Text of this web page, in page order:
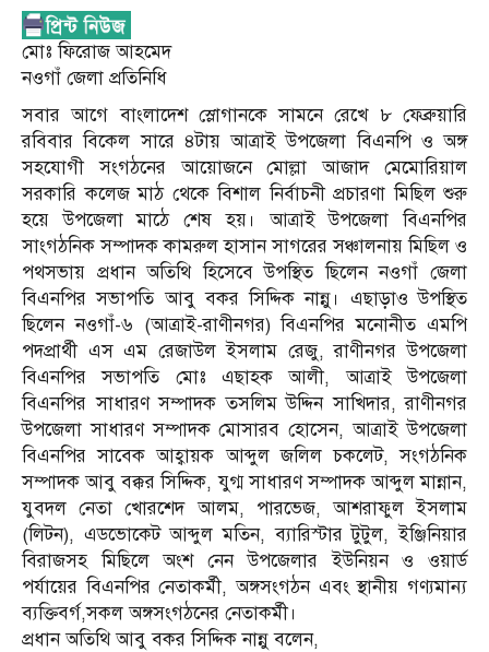
মোঃ ফিরোজ আহমেদ
নওগাঁ জেলা প্রতিনিধি
সবার আগে বাংলাদেশ স্লোগানকে সামনে রেখে ৮ ফেব্রুয়ারি
রবিবার বিকেল সারে ৪টায় আত্রাই উপজেলা বিএনপি ও অঙ্গ
সহযোগী সংগঠনের আয়োজনে মোল্লা আজাদ মেমোরিয়াল
সরকারি কলেজ মাঠ থেকে বিশাল নির্বাচনী প্রচারণা মিছিল শুরু
হয়ে উপজেলা মাঠে শেষ হয়। আত্রাই উপজেলা বিএনপির
সাংগঠনিক সম্পাদক কামরুল হাসান সাগরের সঞ্চালনায় মিছিল ও
পথসভায় প্রধান অতিথি হিসেবে উপস্থিত ছিলেন নওগাঁ জেলা
বিএনপির সভাপতি আবু বকর সিদ্দিক নান্নু। এছাড়াও উপস্থিত
ছিলেন নওগাঁ-৬ (আত্রাই-রাণীনগর) বিএনপির মনোনীত এমপি
পদপ্রার্থী এস এম রেজাউল ইসলাম রেজু, রাণীনগর উপজেলা
বিএনপির সভাপতি মোঃ এছাহক আলী, আত্রাই উপজেলা
বিএনপির সাধারণ সম্পাদক তসলিম উদ্দিন সাখিদার, রাণীনগর
উপজেলা সাধারণ সম্পাদক মোসারব হোসেন, আত্রাই উপজেলা
বিএনপির সাবেক আহ্বায়ক আব্দুল জলিল চকলেট, সংগঠনিক
সম্পাদক আবু বক্কর সিদ্দিক, যুগ্ম সাধারণ সম্পাদক আব্দুল মান্নান,
যুবদল নেতা খোরশেদ আলম, পারভেজ, আশরাফুল ইসলাম
(লিটন), এডভোকেট আব্দুল মতিন, ব্যারিস্টার টুটুল, ইঞ্জিনিয়ার
বিরাজসহ মিছিলে অংশ নেন উপজেলার ইউনিয়ন ও ওয়ার্ড
পর্যায়ের বিএনপির নেতাকর্মী, অঙ্গসংগঠন এবং স্থানীয় গণ্যমান্য
ব্যক্তিবর্গ,সকল অঙ্গসংগঠনের নেতাকর্মী।
প্রধান অতিথি আবু বকর সিদ্দিক নান্নু বলেন,